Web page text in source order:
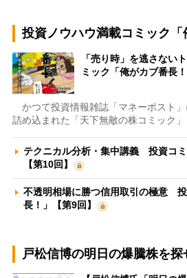
投資ノウハウ満載コミック「
「売り時」を逃さない
ミック「俺がカブ番長
かつて投資情報雑誌「マネーポスト
詰め込まれた「天下無敵の株コミック」
テクニカル分析・集中講義 投資コミ
【第10回】
不透明相場に勝つ信用取引の極意
長！」【第9回】
戸松信博の明日の爆騰株を探